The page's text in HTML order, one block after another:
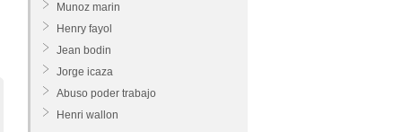
Munoz marin
Henry fayol
Jean bodin
Jorge icaza
Abuso poder trabajo
Henri wallon